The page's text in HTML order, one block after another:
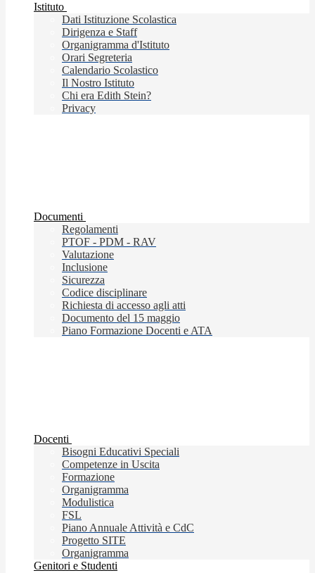
Istituto
Dati Istituzione Scolastica
Dirigenza e Staff
Organigramma d'Istituto
Orari Segreteria
Calendario Scolastico
Il Nostro Istituto
Chi era Edith Stein?
Privacy
Documenti
Regolamenti
PTOF - PDM - RAV
Valutazione
Inclusione
Sicurezza
Codice disciplinare
Richiesta di accesso agli atti
Documento del 15 maggio
Piano Formazione Docenti e ATA
Docenti
Bisogni Educativi Speciali
Competenze in Uscita
Formazione
Organigramma
Modulistica
FSL
Piano Annuale Attività e CdC
Progetto SITE
Organigramma
Genitori e Studenti